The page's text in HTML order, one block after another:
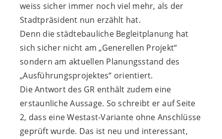
weiss sicher immer noch viel mehr, als der
Stadtpräsident nun erzählt hat.
Denn die städtebauliche Begleitplanung hat
sich sicher nicht am „Generellen Projekt“
sondern am aktuellen Planungsstand des
„Ausführungsprojektes“ orientiert.
Die Antwort des GR enthält zudem eine
erstaunliche Aussage. So schreibt er auf Seite
2, dass eine Westast-Variante ohne Anschlüsse
geprüft wurde. Das ist neu und interessant,